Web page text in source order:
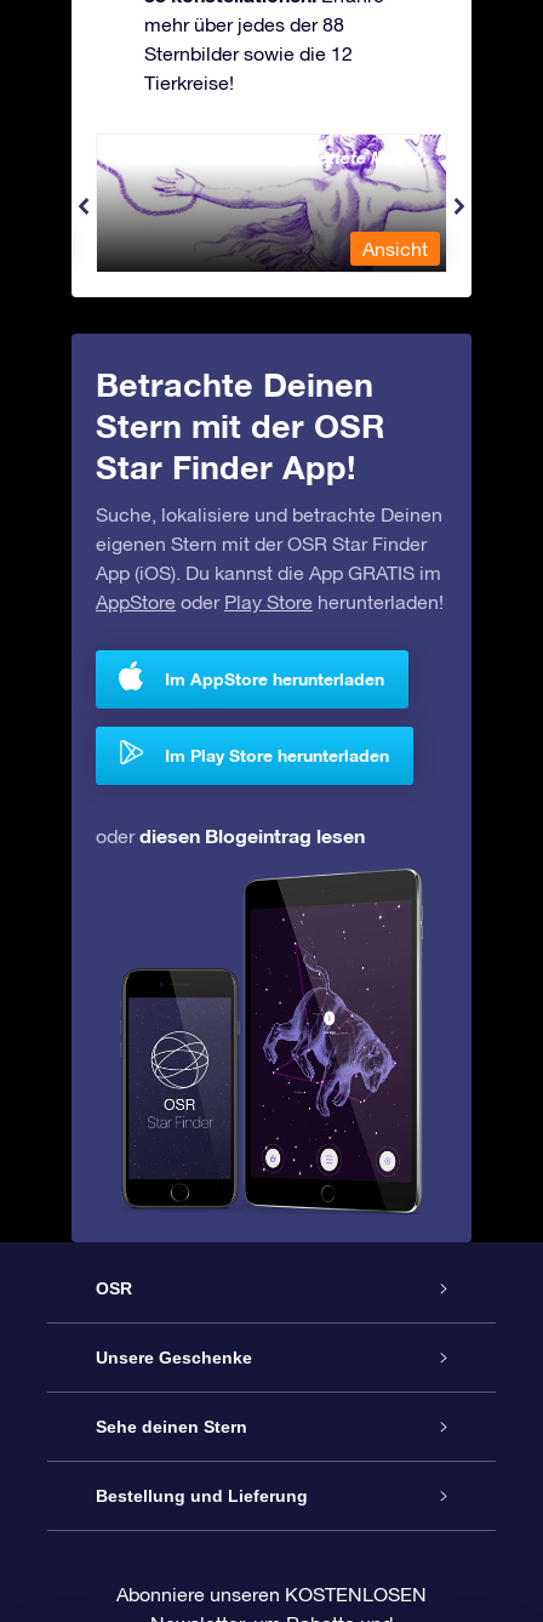
mehr über jedes der 88
Sternbilder sowie die 12
Tierkreise!
Andromeda - Die angekettete Magd
Ansicht
Betrachte Deinen
Stern mit der OSR
Star Finder App!
Suche, lokalisiere und betrachte Deinen
eigenen Stern mit der OSR Star Finder
App (iOS). Du kannst die App GRATIS im
AppStore oder Play Store herunterladen!
Im AppStore herunterladen
Im Play Store herunterladen
oderdiesen Blogeintrag lesen
OSR
Service
Kontakt
Blog
Unsere Geschenke
Sterne schenken
OSR-Geschenkpaket
Sehe deinen Stern
Sternregister
Bestellung und Lieferung
Abonniere unseren KOSTENLOSEN